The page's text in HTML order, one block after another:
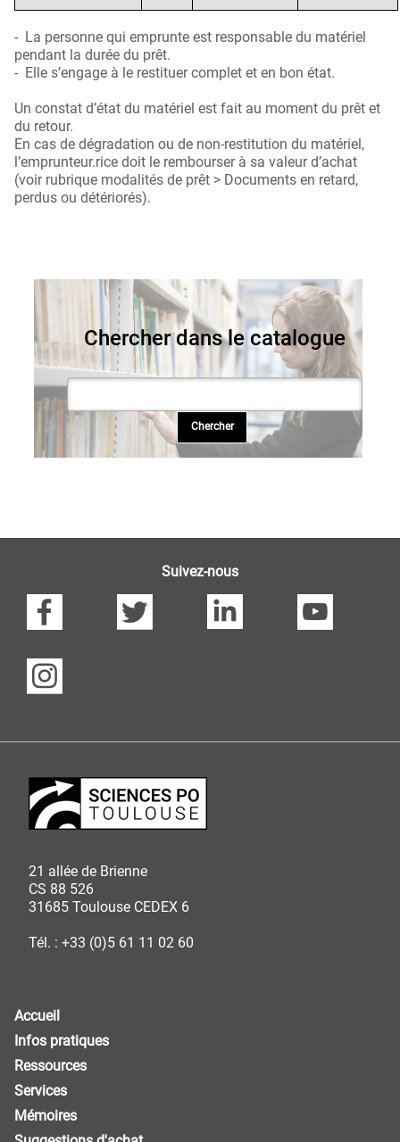
- La personne qui emprunte est responsable du matériel
pendant la durée du prêt.
- Elle s’engage à le restituer complet et en bon état.
Un constat d’état du matériel est fait au moment du prêt et
du retour.
En cas de dégradation ou de non-restitution du matériel,
l’emprunteur.rice doit le rembourser à sa valeur d’achat
(voir rubrique modalités de prêt > Documents en retard,
perdus ou détériorés).
Chercher dans le catalogue
Suivez-nous
21 allée de Brienne
CS 88 526
31685 Toulouse CEDEX 6
Tél. : +33 (0)5 61 11 02 60
Accueil
Infos pratiques
Ressources
Services
Mémoires